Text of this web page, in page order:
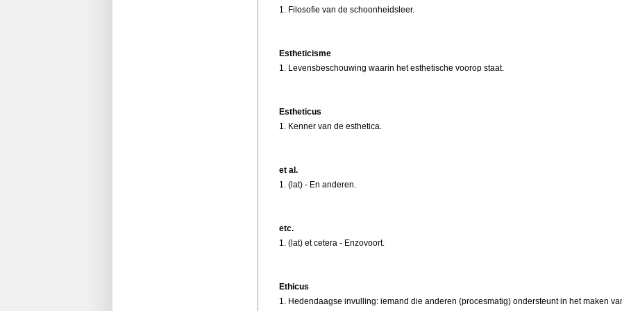
1. Filosofie van de schoonheidsleer.
Estheticisme
1. Levensbeschouwing waarin het esthetische voorop staat.
Estheticus
1. Kenner van de esthetica.
et al.
1. (lat) - En anderen.
etc.
1. (lat) et cetera - Enzovoort.
Ethicus
1. Hedendaagse invulling: iemand die anderen (procesmatig) ondersteunt in het maken